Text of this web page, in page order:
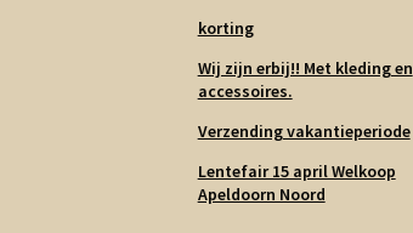
korting
Wij zijn erbij!! Met kleding en
accessoires.
Verzending vakantieperiode
Lentefair 15 april Welkoop
Apeldoorn Noord